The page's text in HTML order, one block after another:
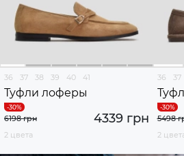
36 37 38 39 40 41
Туфли лоферы
4339 грн
6198 грн
2 цвета
36 37
5498
2